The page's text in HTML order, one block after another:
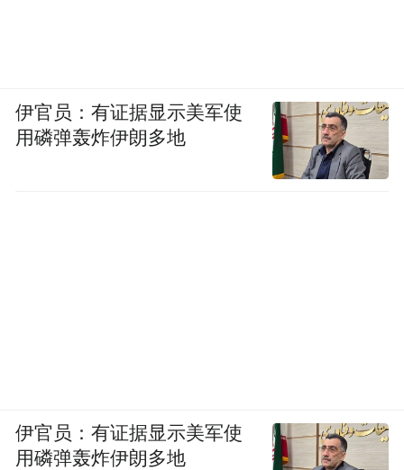
伊官员：有证据显示美军使
用磷弹轰炸伊朗多地
伊官员：有证据显示美军使
用磷弹轰炸伊朗多地